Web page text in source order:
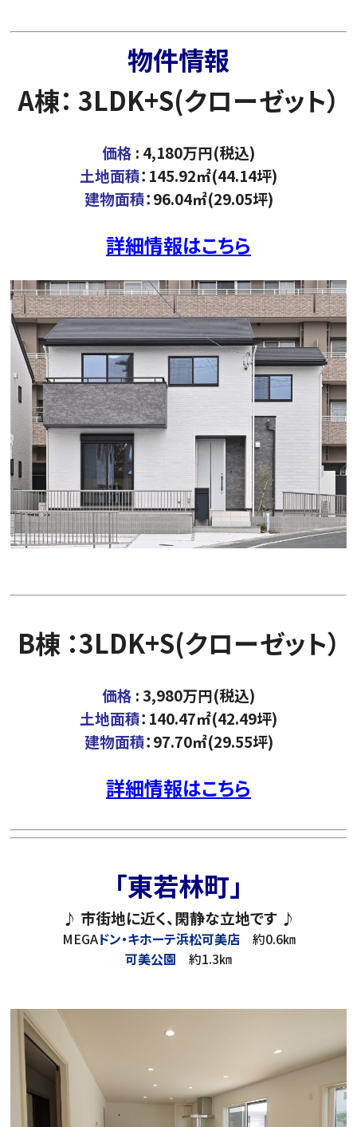
物件情報
A棟： 3LDK+S(クローゼット）
価格 : 4,180万円(税込)
土地面積：145.92㎡(44.14坪)
建物面積：96.04㎡(29.05坪)
詳細情報はこちら
B棟 ：3LDK+S(クローゼット）
価格 : 3,980万円(税込)
土地面積：140.47㎡(42.49坪)
建物面積：97.70㎡(29.55坪)
詳細情報はこちら
「東若林町」
♪ 市街地に近く、閑静な立地です ♪
MEGAドン・キホーテ浜松可美店 約0.6㎞
可美公園 約1.3㎞